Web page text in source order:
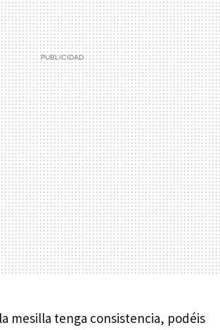
mesilla tenga consistencia, podéis